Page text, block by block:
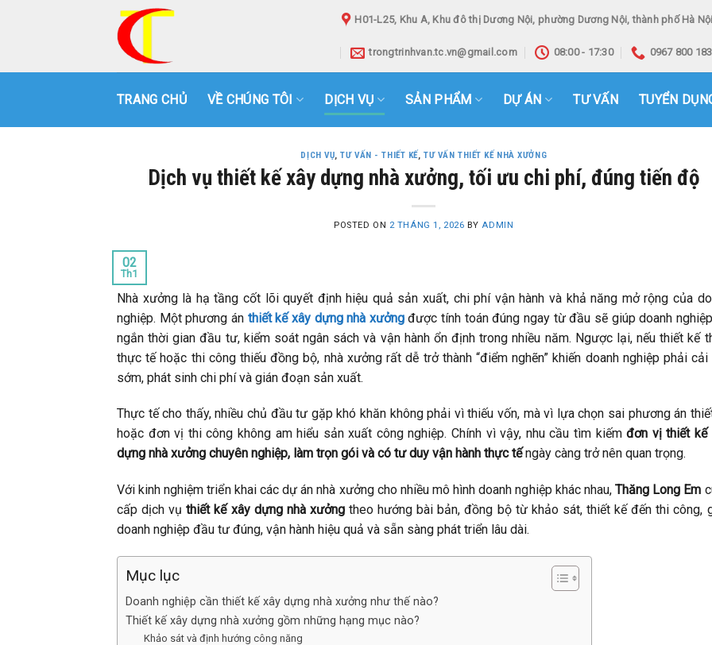
H01-L25, Khu A, Khu đô thị Dương Nội, phường Dương Nội, thành phố Hà
trongtrinhvan.tc.vn@gmail.com 08:00 - 17:30 0967 800 183
TRANG CHỦ VỀ CHÚNG TÔI DỊCH VỤ SẢN PHẨM DỰ ÁN TƯ VẤN TUYỂN
DỊCH VỤ,TƯ VẤN - THIẾT KẾ,TƯ VẤN THIẾT KẾ NHÀ XƯỞNG
Dịch vụ thiết kế xây dựng nhà xưởng, tối ưu chi phí, đúng tiến độ
POSTED ON 2 THÁNG 1, 2026 BY ADMIN
02
Th1
Nhà xưởng là hạ tầng cốt lõi quyết định hiệu quả sản xuất, chi phí vận hành và khả năng mở rộng của
nghiệp. Một phương án thiết kế xây dựng nhà xưởngđược tính toán đúng ngay từ đầu sẽ giúp doanh
ngắn thời gian đầu tư, kiểm soát ngân sách và vận hành ổn định trong nhiều năm. Ngược lại, nếu thiết kế
thực tế hoặc thi công thiếu đồng bộ, nhà xưởng rất dễ trở thành “điểm nghẽn” khiến doanh nghiệp phải
sớm, phát sinh chi phí và gián đoạn sản xuất.
Thực tế cho thấy, nhiều chủ đầu tư gặp khó khăn không phải vì thiếu vốn, mà vì lựa chọn sai phương án
hoặc đơn vị thi công không am hiểu sản xuất công nghiệp. Chính vì vậy, nhu cầu tìm kiếmđơn vị thiết kế
dựng nhà xưởng chuyên nghiệp, làm trọn gói và có tư duy vận hành thực tếngày càng trở nên quan trọng.
Với kinh nghiệm triển khai các dự án nhà xưởng cho nhiều mô hình doanh nghiệp khác nhau, Thăng Long Em
cấp dịch vụthiết kế xây dựng nhà xưởngtheo hướng bài bản, đồng bộ từ khảo sát, thiết kế đến thi công,
doanh nghiệp đầu tư đúng, vận hành hiệu quả và sẵn sàng phát triển lâu dài.
Mục lục
Doanh nghiệp cần thiết kế xây dựng nhà xưởng như thế nào?
Thiết kế xây dựng nhà xưởng gồm những hạng mục nào?
Khảo sát và định hướng công năng